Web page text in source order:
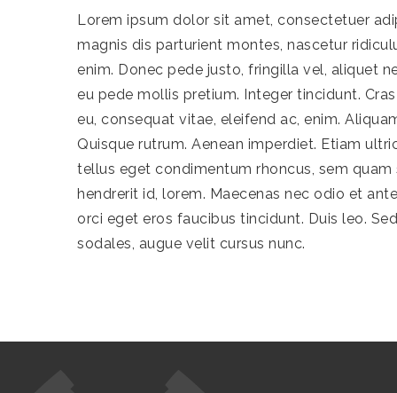
Lorem ipsum dolor sit amet, consectetuer
magnis dis parturient montes, nascetur
enim. Donec pede justo, fringilla vel, aliquet
eu pede mollis pretium. Integer tincidunt.
eu, consequat vitae, eleifend ac, enim.
Quisque rutrum. Aenean imperdiet. Etiam
tellus eget condimentum rhoncus, sem
hendrerit id, lorem. Maecenas nec odio et
orci eget eros faucibus tincidunt. Duis leo.
sodales, augue velit cursus nunc.